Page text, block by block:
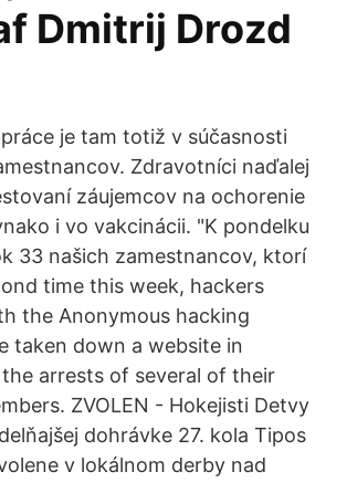
Dmitrij Drozd
je tam totiž v súčasnosti
Zdravotníci naďalej
záujemcov na ochorenie
i vo vakcinácii. "K pondelku
33 našich zamestnancov, ktorí
time this week, hackers
the Anonymous hacking
taken down a website in
arrests of several of their
ZVOLEN - Hokejisti Detvy
dohrávke 27. kola Tipos
v lokálnom derby nad